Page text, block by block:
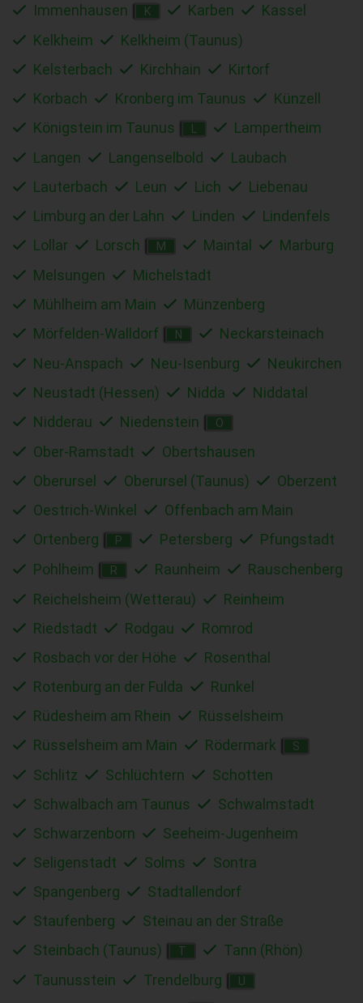
Immenhausen
K Karben
Kassel
Kelkheim
Kelkheim (Taunus)
Kelsterbach
Kirchhain
Kirtorf
Korbach
Kronberg im Taunus
Künzell
Königstein im Taunus
Lampertheim
Langen
Langenselbold
Laubach
Lauterbach
Leun Lich
Liebenau
Limburg an der Lahn
Linden
Lindenfels
Lollar
Lorsch M Maintal
Marburg
Melsungen
Michelstadt
Mühlheim am Main
Münzenberg
Mörfelden-Walldorf
N
Neckarsteinach
Neu-Anspach
Neu-Isenburg
Neukirchen
Neustadt (Hessen)
Nidda
Niddatal
Nidderau
Niedenstein O
Ober-Ramstadt
Obertshausen
Oberursel
Oberursel (Taunus)
Oberzent
Oestrich-Winkel
Offenbach am Main
Ortenberg
P Petersberg
Pfungstadt
Pohlheim
R Raunheim
Rauschenberg
Reichelsheim (Wetterau)
Reinheim
Riedstadt
Rodgau
Romrod
Rosbach vor der Höhe
Rosenthal
Rotenburg an der Fulda
Runkel
Rüdesheim am Rhein
Rüsselsheim
Rüsselsheim am Main
Rödermark S
Schlitz Schlüchtern
Schotten
Schwalbach am Taunus
Schwalmstadt
Schwarzenborn
Seeheim-Jugenheim
Seligenstadt
Solms
Sontra
Spangenberg
Stadtallendorf
Staufenberg
Steinau an der Straße
Steinbach (Taunus)
T
Tann (Rhön)
Taunusstein
Trendelburg U